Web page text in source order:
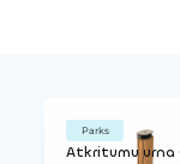
Parks